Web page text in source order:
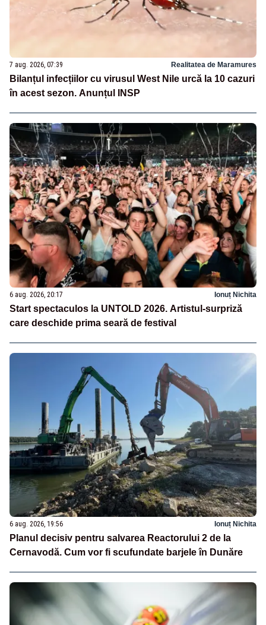
7 aug. 2026, 07:39 Realitatea de Maramures
Bilanțul infecțiilor cu virusul West Nile urcă la 10 cazuri
în acest sezon. Anunțul INSP
6 aug. 2026, 20:17 Ionuț Nichita
Start spectaculos la UNTOLD 2026. Artistul-surpriză
care deschide prima seară de festival
6 aug. 2026, 19:56 Ionuț Nichita
Planul decisiv pentru salvarea Reactorului 2 de la
Cernavodă. Cum vor fi scufundate barjele în Dunăre